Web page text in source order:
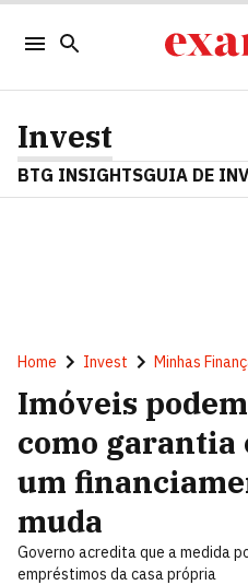
Invest
BTG INSIGHTSGUIA DE
Home Invest Minhas
Imóveis
como garantia
um
muda
Governo acredita que a medida
empréstimos da casa própria